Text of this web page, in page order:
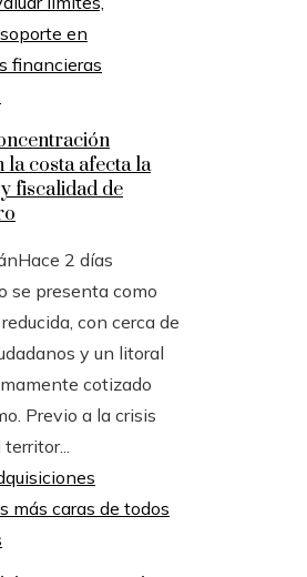
la costa afecta la
fiscalidad de
Hace 2 días
se presenta como
con cerca de
y un litoral
cotizado
Previo a la crisis